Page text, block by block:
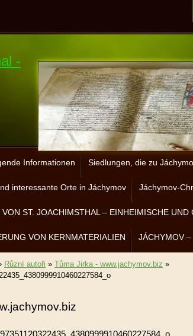
-
Informationen Siedlungen, die zu
interessante Orte in Jáchymov Jáchymov-
ST. JOACHIMSTHAL – EINHEIMISCHE UND
VON KERNMATERIALIEN JÁCHYMOV
Různí autoři » Tůma Jirka - www.jachymov.biz »